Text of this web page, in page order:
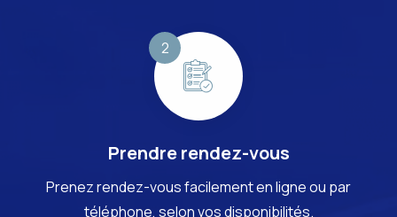
Prendre rendez-vous
Prenez rendez-vous facilement en ligne ou par
téléphone, selon vos disponibilités.